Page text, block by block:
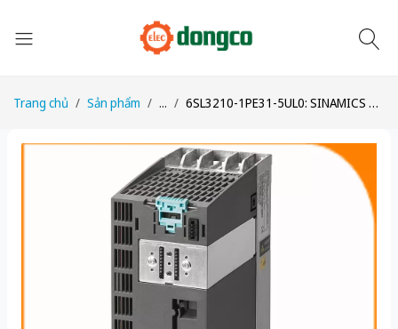
Trang chủ Sản phẩm ... 6SL3210-1PE31-5UL0: SINAMICS G120 PM240-2 Không Bộ Lọc, 55kW